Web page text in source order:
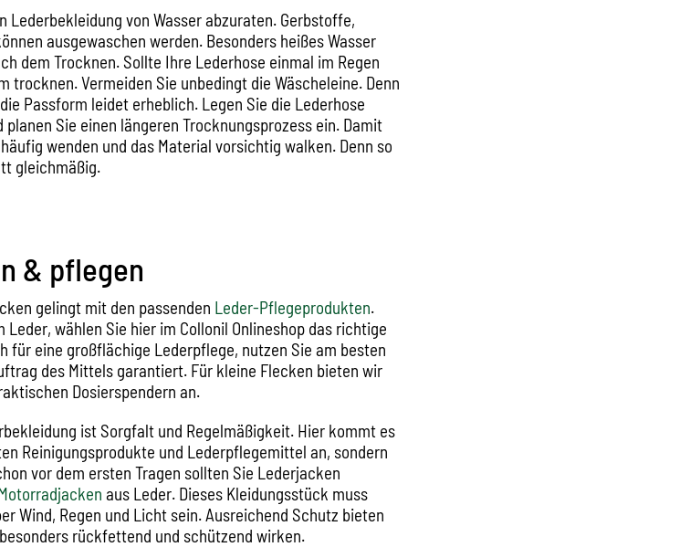
Lederbekleidung von Wasser abzuraten. Gerbstoffe,
ausgewaschen werden. Besonders heißes Wasser
dem Trocknen. Sollte Ihre Lederhose einmal im Regen
trocknen. Vermeiden Sie unbedingt die Wäscheleine. Denn
Passform leidet erheblich. Legen Sie die Lederhose
Sie einen längeren Trocknungsprozess ein. Damit
wenden und das Material vorsichtig walken. Denn so
gleichmäßig.
& pflegen
gelingt mit den passenden Leder-Pflegeprodukten.
wählen Sie hier im Collonil Onlineshop das richtige
für eine großflächige Lederpflege, nutzen Sie am besten
des Mittels garantiert. Für kleine Flecken bieten wir
Dosierspendern an.
ist Sorgfalt und Regelmäßigkeit. Hier kommt es
Reinigungsprodukte und Lederpflegemittel an, sondern
vor dem ersten Tragen sollten Sie Lederjacken
aus Leder. Dieses Kleidungsstück muss
Wind, Regen und Licht sein. Ausreichend Schutz bieten
rückfettend und schützend wirken.